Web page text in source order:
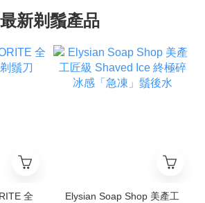
最新剃鬚產品
全
Elysian Soap Shop 美產工